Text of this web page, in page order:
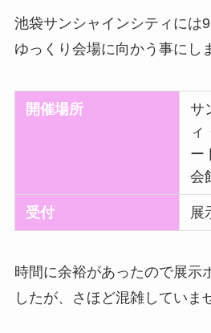
池袋サンシャインシティには9
ゆっくり会場に向かう事にし
開催場所
サ
ィ
ー
会
受付 展
時間に余裕があったので展示
したが、さほど混雑していま